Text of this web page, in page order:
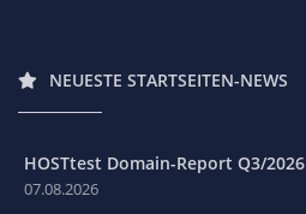
NEUESTE STARTSEITEN-NEWS
HOSTtest Domain-Report Q3/2026
07.08.2026